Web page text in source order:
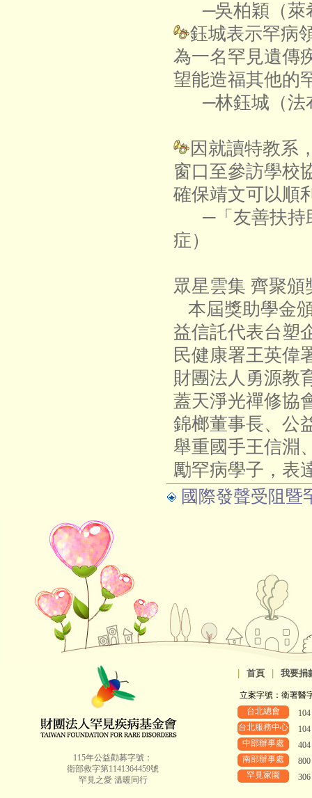
─吳柏穎（萊
鈺城表示罕病
為一名罕見遺傳
望能造福其他的
─林鈺城（法
因就讀特教系
窗口至參訪學校
確保靖文可以順
─「友善扶持
症）
眾星雲集 齊聚頒
本屆獎助學金
益信託代表台塑
民健康署王英偉
財團法人勇源教
蓋天淨光禪修協
錦榔董事長、公
舉重國手王信淵
勵罕病學子，表
國際發聲受阻暨
115年公益勸募字號：
衛部救字第1141364459號
罕見之愛 溫暖同行
首頁 我要捐
立案字號：衛署醫
台北總會
台北服務中心
中部辦事處
南部辦事處
罕見家園